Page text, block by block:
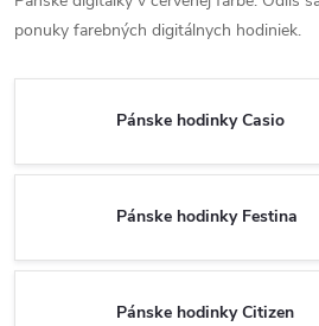
ponuky farebných digitálnych hodiniek.
Pánske hodinky Casio
Pánske hodinky Festina
Pánske hodinky Citizen